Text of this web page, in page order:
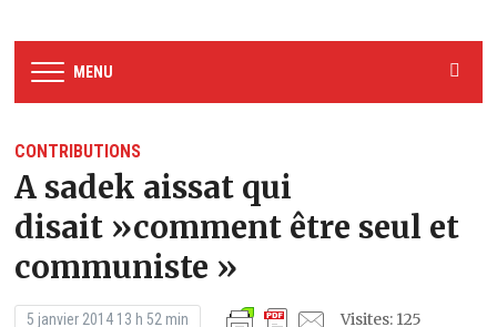
MENU
CONTRIBUTIONS
A sadek aissat qui
disait »comment être seul et
communiste »
5 janvier 2014 13 h 52 min Visites: 125